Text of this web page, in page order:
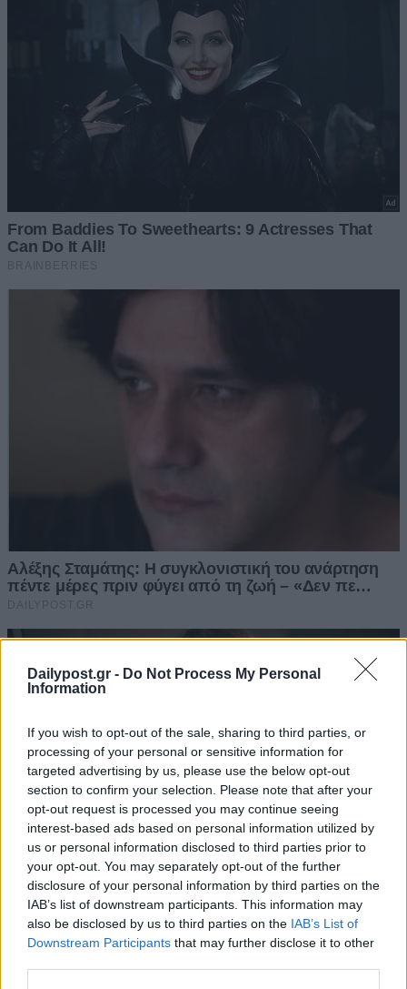
Dailypost.gr - Do Not Process My Personal
Information
If you wish to opt-out of the sale, sharing to third parties, or
processing of your personal or sensitive information for
targeted advertising by us, please use the below opt-out
section to confirm your selection. Please note that after your
opt-out request is processed you may continue seeing
interest-based ads based on personal information utilized by
us or personal information disclosed to third parties prior to
your opt-out. You may separately opt-out of the further
disclosure of your personal information by third parties on the
IAB’s list of downstream participants. This information may
also be disclosed by us to third parties on the IAB’s List of
Downstream Participants that may further disclose it to other